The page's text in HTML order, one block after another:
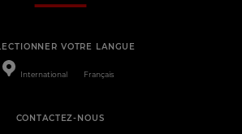
VOTRE LANGUE
International Français
CONTACTEZ-NOUS